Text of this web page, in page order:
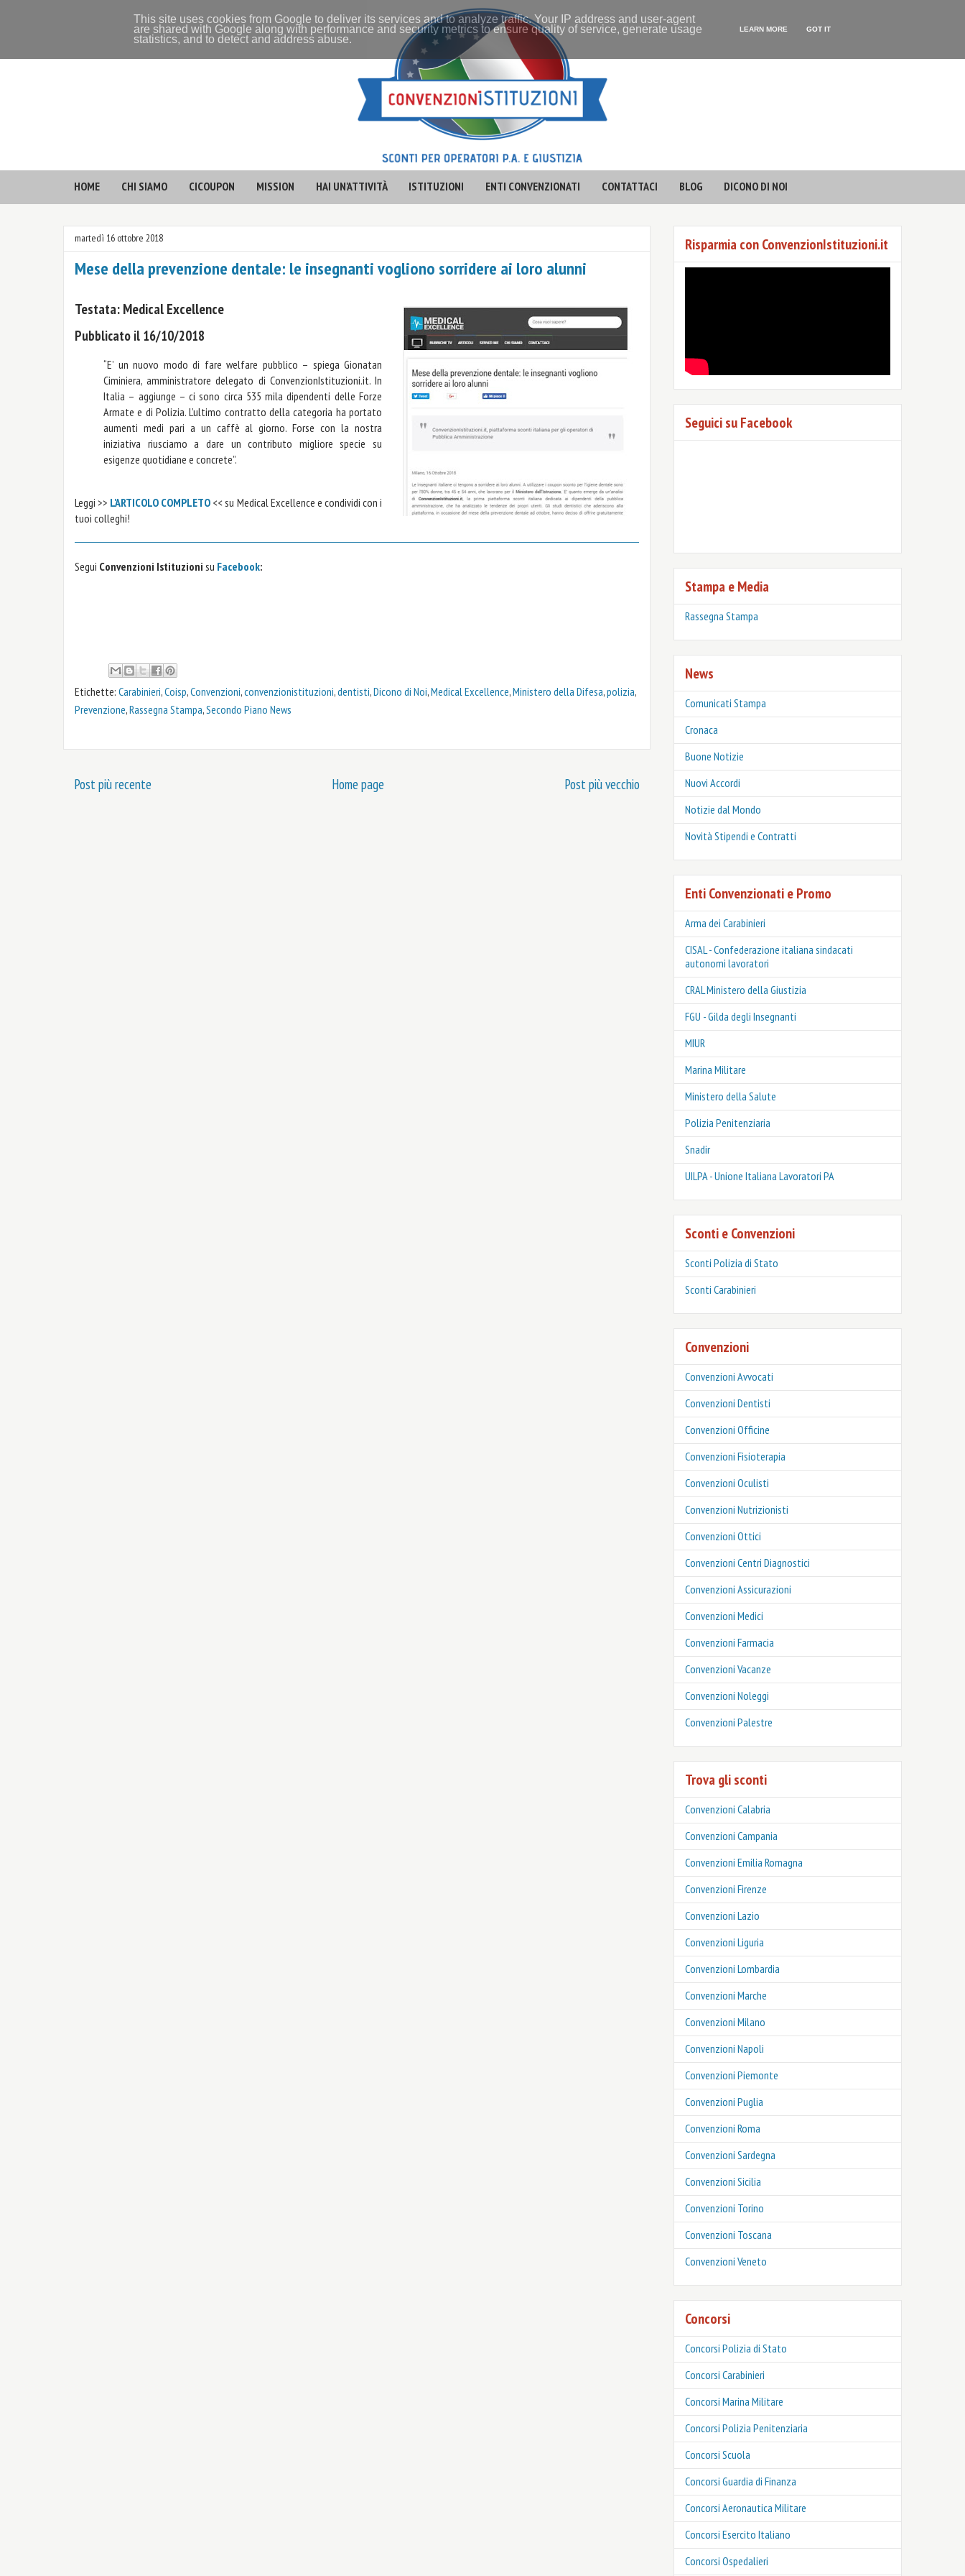
HOME CHI SIAMO CICOUPON MISSION HAI UN'ATTIVITÀ ISTITUZIONI ENTI CONVENZIONATI CONTATTACI BLOG DICONO DI NOI
martedì 16 ottobre 2018
Mese della prevenzione dentale: le insegnanti vogliono sorridere ai loro alunni
Testata: Medical Excellence
Pubblicato il 16/10/2018
“E’ un nuovo modo di fare welfare pubblico – spiega Gionatan
Ciminiera, amministratore delegato di ConvenzionIstituzioni.it. In
Italia – aggiunge – ci sono circa 535 mila dipendenti delle Forze
Armate e di Polizia. L’ultimo contratto della categoria ha portato
aumenti medi pari a un caffè al giorno. Forse con la nostra
iniziativa riusciamo a dare un contributo migliore specie su
esigenze quotidiane e concrete”.
Leggi >> L'ARTICOLO COMPLETO << su Medical Excellence e condividi con i
tuoi colleghi!
Segui Convenzioni Istituzioni su Facebook:
Etichette: Carabinieri,Coisp,Convenzioni,convenzionistituzioni,dentisti,Dicono di Noi,Medical Excellence,Ministero della Difesa,polizia,
Prevenzione,Rassegna Stampa,Secondo Piano News
Post più recente Post più vecchio
Home page
Risparmia con ConvenzionIstituzioni.it
Seguici su Facebook
Stampa e Media
Rassegna Stampa
News
Comunicati Stampa
Cronaca
Buone Notizie
Nuovi Accordi
Notizie dal Mondo
Novità Stipendi e Contratti
Enti Convenzionati e Promo
Arma dei Carabinieri
CISAL - Confederazione italiana sindacati
autonomi lavoratori
CRAL Ministero della Giustizia
FGU - Gilda degli Insegnanti
MIUR
Marina Militare
Ministero della Salute
Polizia Penitenziaria
Snadir
UILPA - Unione Italiana Lavoratori PA
Sconti e Convenzioni
Sconti Polizia di Stato
‎Sconti Carabinieri
Convenzioni
Convenzioni Avvocati
Convenzioni Dentisti
Convenzioni Officine
Convenzioni Fisioterapia
Convenzioni Oculisti
Convenzioni Nutrizionisti
Convenzioni Ottici
Convenzioni Centri Diagnostici
Convenzioni Assicurazioni
Convenzioni Medici
Convenzioni Farmacia
Convenzioni Vacanze
Convenzioni Noleggi
Convenzioni Palestre
Trova gli sconti
Convenzioni Calabria
Convenzioni Campania
Convenzioni Emilia Romagna
Convenzioni Firenze
Convenzioni Lazio
Convenzioni Liguria
Convenzioni Lombardia
Convenzioni Marche
Convenzioni Milano
Convenzioni Napoli
Convenzioni Piemonte
Convenzioni Puglia
Convenzioni Roma
Convenzioni Sardegna
Convenzioni Sicilia
Convenzioni Torino
Convenzioni Toscana
Convenzioni Veneto
Concorsi
Concorsi Polizia di Stato
Concorsi Carabinieri
Concorsi Marina Militare
Concorsi Polizia Penitenziaria
Concorsi Scuola
Concorsi Guardia di Finanza
Concorsi Aeronautica Militare
Concorsi Esercito Italiano
Concorsi Ospedalieri
This site uses cookies from Google to deliver its services and to analyze traffic. Your IP address and user-agent
are shared with Google along with performance and security metrics to ensure quality of service, generate usage
statistics, and to detect and address abuse.
LEARN MORE GOT IT